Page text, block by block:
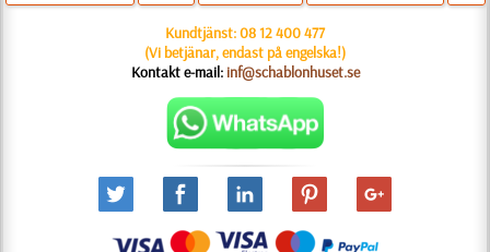
Kundtjänst:08 12 400 477
(Vi betjänar, endast på engelska!)
Kontakt e-mail: inf@schablonhuset.se